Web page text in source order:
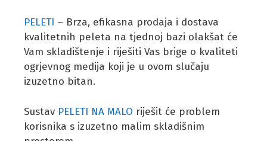
PELETI – Brza, efikasna prodaja i dostava
kvalitetnih peleta na tjednoj bazi olakšat će
Vam skladištenje i riješiti Vas brige o kvaliteti
ogrjevnog medija koji je u ovom slučaju
izuzetno bitan.
Sustav PELETI NA MALO riješit će problem
korisnika s izuzetno malim skladišnim